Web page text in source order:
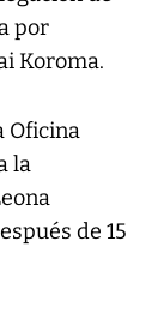
por
Koroma.
Oficina
la
de 15